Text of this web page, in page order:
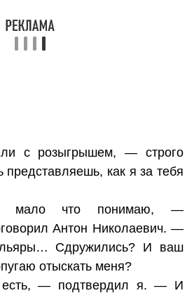
с розыгрышем, — строго
как я за тебя
мало что понимаю, —
Антон Николаевич. —
Сдружились? И ваш
отыскать меня?
— подтвердил я. — И